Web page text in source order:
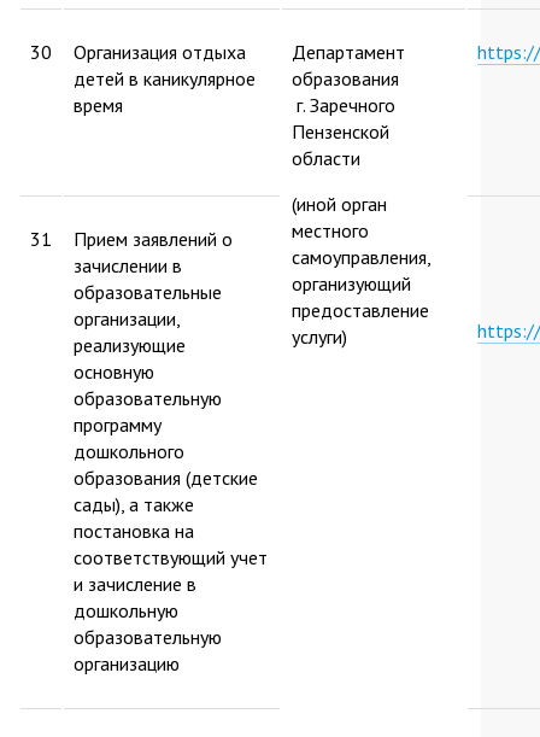
30
Организация отдыха
детей в каникулярное
время
Департамент
образования
г. Заречного
Пензенской
области
(иной орган
местного
самоуправления,
организующий
предоставление
услуги)
31
Прием заявлений о
зачислении в
образовательные
организации,
реализующие
основную
образовательную
программу
дошкольного
образования (детские
сады), а также
постановка на
соответствующий учет
и зачисление в
дошкольную
образовательную
организацию